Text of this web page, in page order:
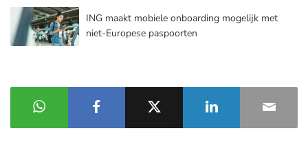
ING maakt mobiele onboarding mogelijk met
niet-Europese paspoorten